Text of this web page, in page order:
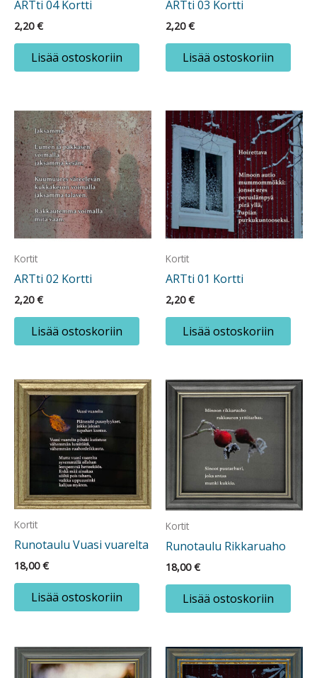
ARTti 04 Kortti
2,20€
Lisää ostoskoriin
ARTti 03 Kortti
2,20€
Lisää ostoskoriin
Kortit
ARTti 02 Kortti
2,20€
Lisää ostoskoriin
Kortit
ARTti 01 Kortti
2,20€
Lisää ostoskoriin
Kortit
Runotaulu Vuasi vuarelta
18,00€
Lisää ostoskoriin
Kortit
Runotaulu Rikkaruaho
18,00€
Lisää ostoskoriin